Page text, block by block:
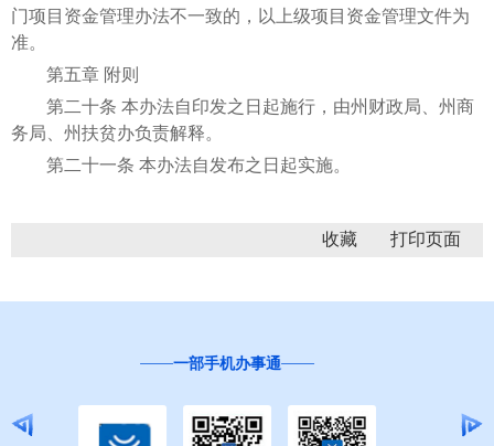
门项目资金管理办法不一致的，以上级项目资金管理文件为
准。
第五章 附则
第二十条 本办法自印发之日起施行，由州财政局、州商
务局、州扶贫办负责解释。
第二十一条 本办法自发布之日起实施。
收藏
“互联网+督查”